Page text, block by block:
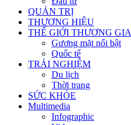
QUẢN TRỊ
THƯƠNG HIỆU
THẾ GIỚI THƯƠNG GIA
Gương mặt nổi bật
Quốc tế
TRẢI NGHIỆM
Du lịch
Thời trang
SỨC KHỎE
Multimedia
Infographic